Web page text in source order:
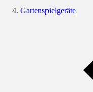
Gartenspielgeräte